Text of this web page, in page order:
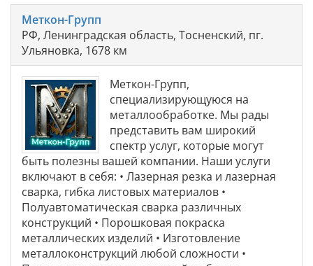
Меткон-Групп
РФ, Ленинградская область, Тосненский, пг.
Ульяновка, 1678 км
Меткон-Групп,
специализирующуюся на
металлообработке. Мы рады
представить вам широкий
спектр услуг, которые могут
быть полезны вашей компании. Наши услуги
включают в себя: • Лазерная резка и лазерная
сварка, гибка листовых материалов •
Полуавтоматическая сварка различных
конструкций • Порошковая покраска
металлических изделий • Изготовление
металлоконструкций любой сложности •